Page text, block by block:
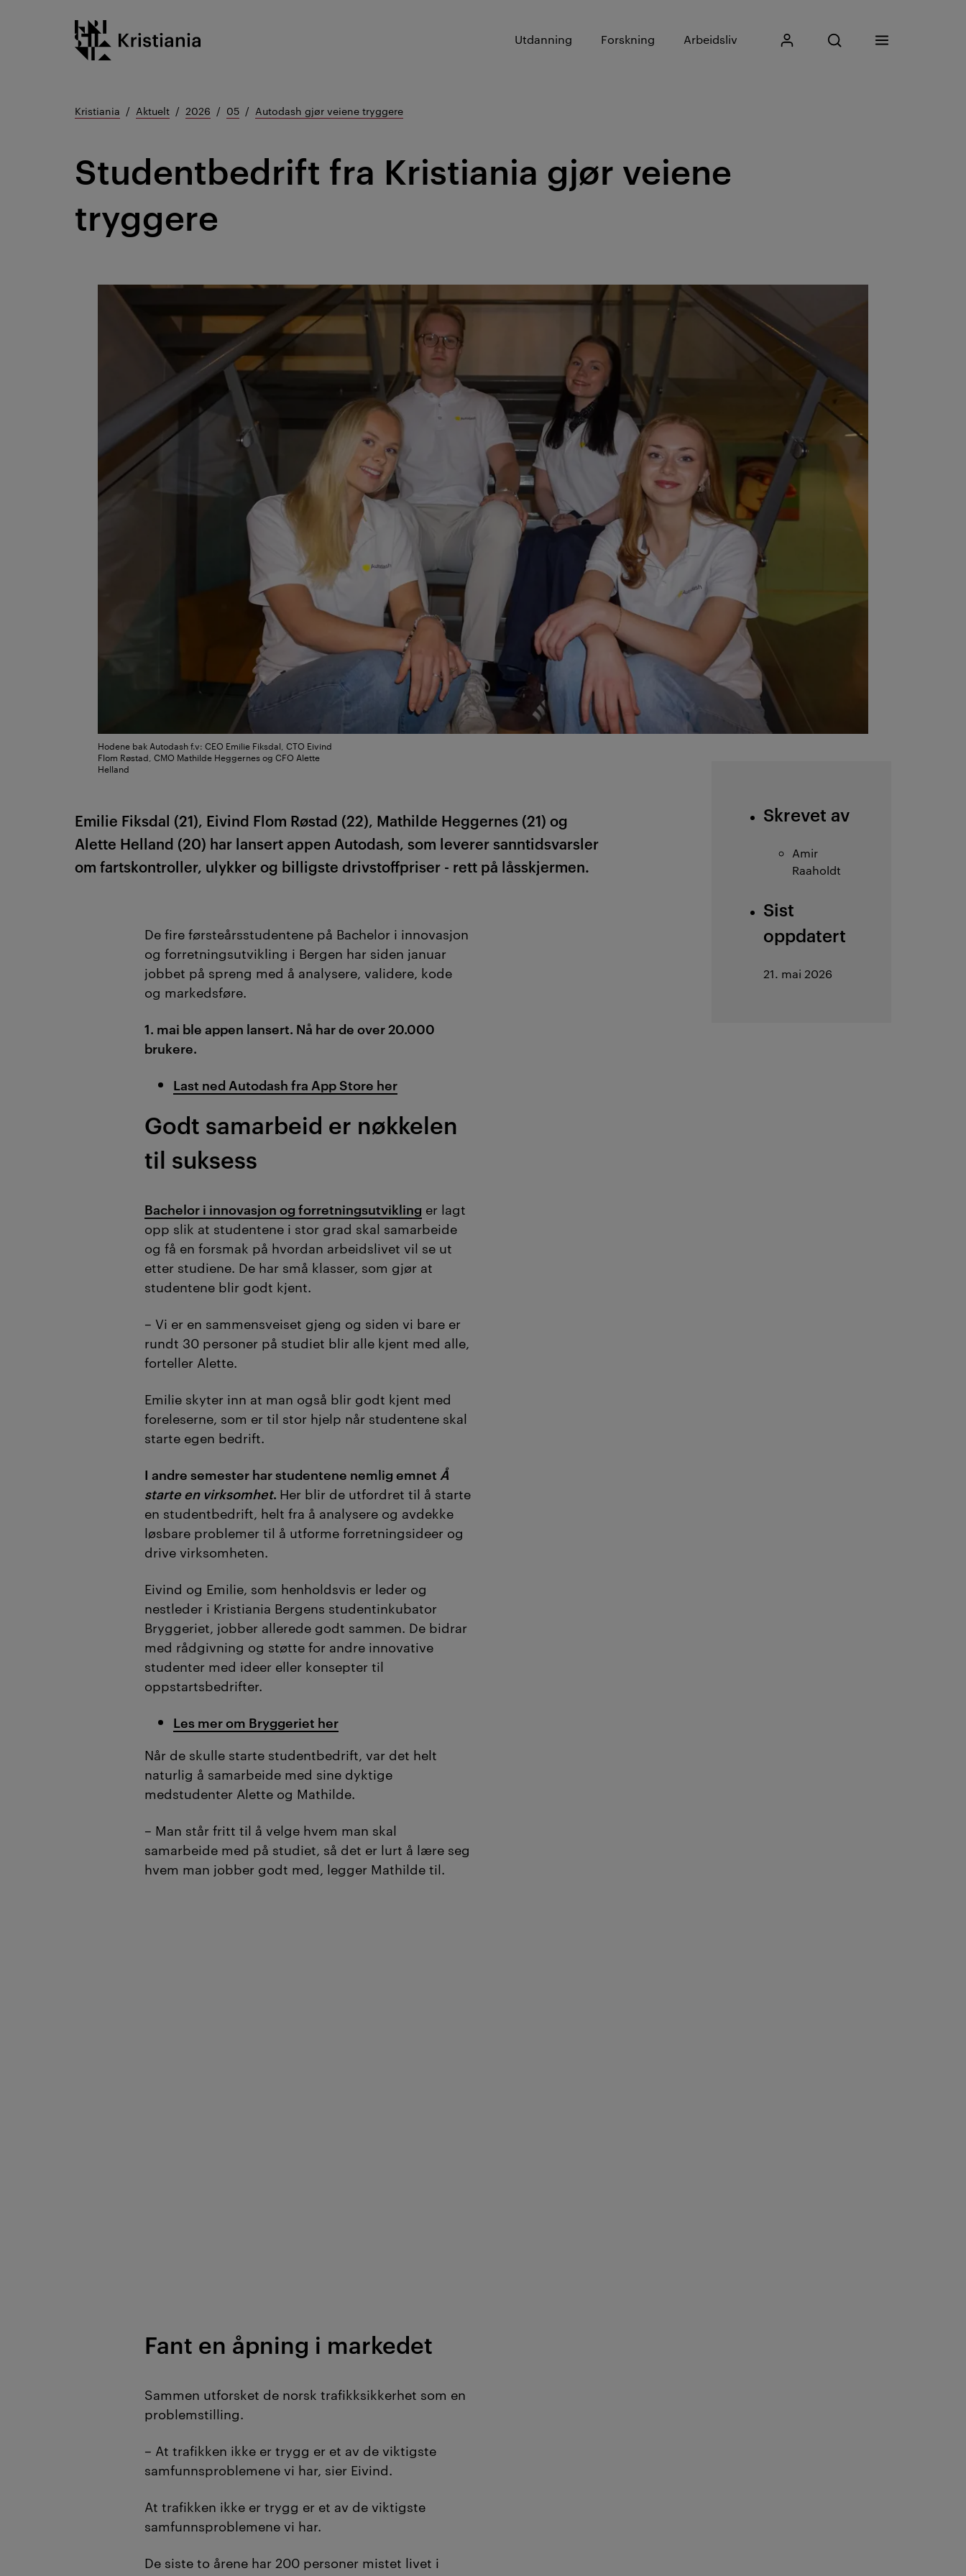
Kristiania logo
Utdanning Forskning Arbeidsliv Mitt KristianiaÅpne søk
Skriv inn søkefrase
Søk
Meny
Kristiania Aktuelt 2026 05 Autodash gjør veiene tryggere
Studentbedrift fra Kristiania gjør veiene
tryggere
Hodene bak Autodash f.v: CEO Emilie Fiksdal, CTO Eivind
Flom Røstad, CMO Mathilde Heggernes og CFO Alette
Helland
Skrevet av
Amir
Raaholdt
Sist
oppdatert
21. mai 2026
Emilie Fiksdal (21), Eivind Flom Røstad (22), Mathilde Heggernes (21) og
Alette Helland (20) har lansert appen Autodash, som leverer sanntidsvarsler
om fartskontroller, ulykker og billigste drivstoffpriser - rett på låsskjermen.
De fire førsteårsstudentene på Bachelor i innovasjon
og forretningsutvikling i Bergen har siden januar
jobbet på spreng med å analysere, validere, kode
og markedsføre.
1. mai ble appen lansert. Nå har de over 20.000
brukere.
Last ned Autodash fra App Store her
Godt samarbeid er nøkkelen
til suksess
Bachelor i innovasjon og forretningsutvikling er lagt
opp slik at studentene i stor grad skal samarbeide
og få en forsmak på hvordan arbeidslivet vil se ut
etter studiene. De har små klasser, som gjør at
studentene blir godt kjent.
– Vi er en sammensveiset gjeng og siden vi bare er
rundt 30 personer på studiet blir alle kjent med alle,
forteller Alette.
Emilie skyter inn at man også blir godt kjent med
foreleserne, som er til stor hjelp når studentene skal
starte egen bedrift.
I andre semester har studentene nemlig emnet Å
starte en virksomhet. Her blir de utfordret til å starte
en studentbedrift, helt fra å analysere og avdekke
løsbare problemer til å utforme forretningsideer og
drive virksomheten.
Eivind og Emilie, som henholdsvis er leder og
nestleder i Kristiania Bergens studentinkubator
Bryggeriet, jobber allerede godt sammen. De bidrar
med rådgivning og støtte for andre innovative
studenter med ideer eller konsepter til
oppstartsbedrifter.
Les mer om Bryggeriet her
Når de skulle starte studentbedrift, var det helt
naturlig å samarbeide med sine dyktige
medstudenter Alette og Mathilde.
– Man står fritt til å velge hvem man skal
samarbeide med på studiet, så det er lurt å lære seg
hvem man jobber godt med, legger Mathilde til.
Fant en åpning i markedet
Sammen utforsket de norsk trafikksikkerhet som en
problemstilling.
– At trafikken ikke er trygg er et av de viktigste
samfunnsproblemene vi har, sier Eivind.
At trafikken ikke er trygg er et av de viktigste
samfunnsproblemene vi har.
De siste to årene har 200 personer mistet livet i